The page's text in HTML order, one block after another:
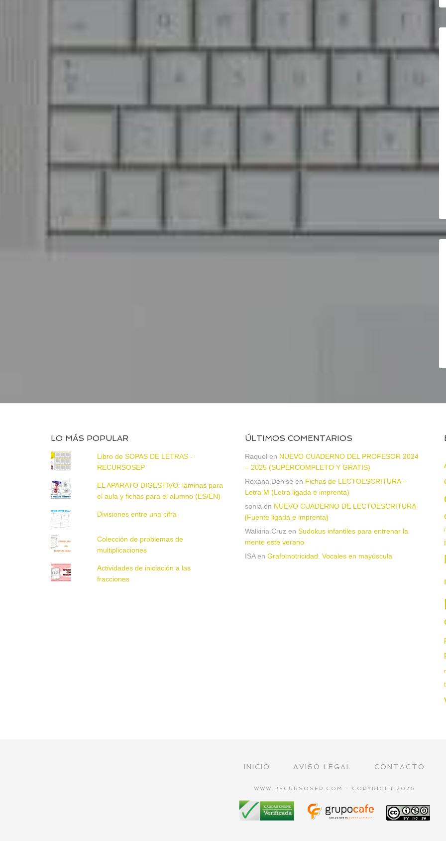
LO MÁS POPULAR
Libro de SOPAS DE LETRAS -
RECURSOSEP
EL APARATO DIGESTIVO: láminas para
el aula y fichas para el alumno (ES/EN)
Divisiones entre una cifra
Colección de problemas de
multiplicaciones
Actividades de iniciación a las
fracciones
ÚLTIMOS COMENTARIOS
Raquel en NUEVO CUADERNO DEL PROFESOR 2024
– 2025 (SUPERCOMPLETO Y GRATIS)
Roxana Denise en Fichas de LECTOESCRITURA –
Letra M (Letra ligada e imprenta)
sonia en NUEVO CUADERNO DE LECTOESCRITURA
[Fuente ligada e imprenta]
Walkiria Cruz en Sudokus infantiles para entrenar la
mente este verano
ISAen Grafomotricidad. Vocales en mayúscula
INICIO AVISO LEGAL CONTACTO
WWW.RECURSOSEP.COM - COPYRIGHT 2026